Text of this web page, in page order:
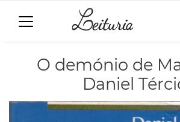
O demónio de
Daniel